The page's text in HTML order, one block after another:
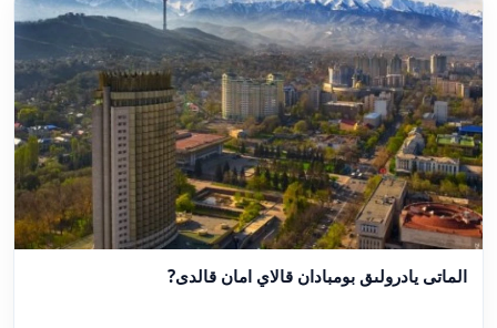
الماتى يادرولىق بومبادان قالاي امان قالدى?